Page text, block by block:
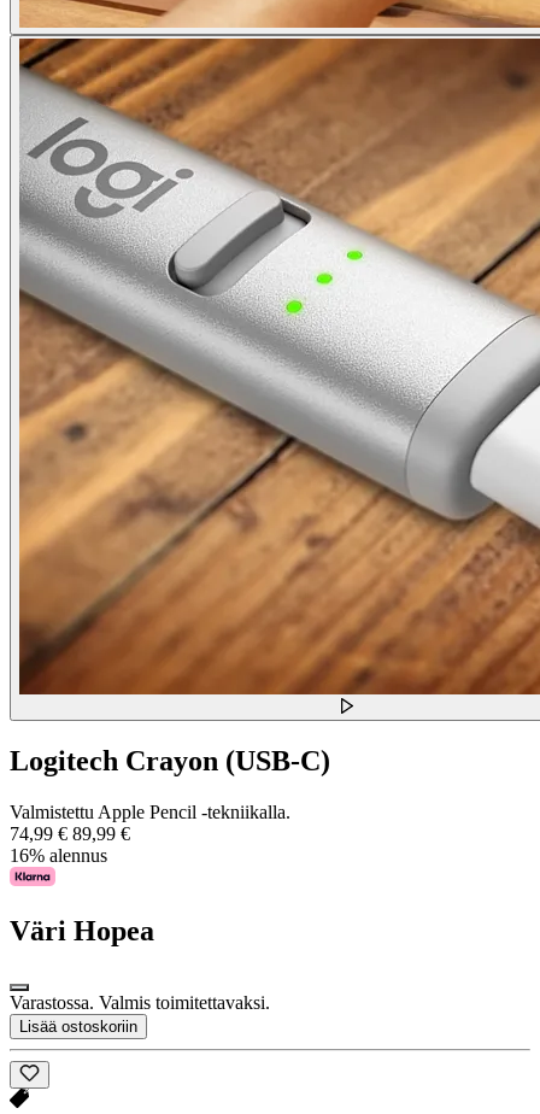
Logitech Crayon (USB-C)
Valmistettu Apple Pencil -tekniikalla.
74,99 € 89,99 €
16% alennus
Väri Hopea
Varastossa. Valmis toimitettavaksi.
Lisää ostoskoriin